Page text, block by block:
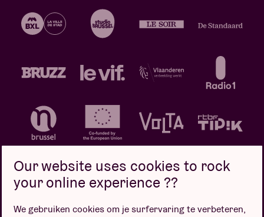
Privacybeleid Cookiebeleid Verkoopsvoorwaarden
Our website uses cookies to rock
your online experience ??
We gebruiken cookies om je surfervaring te verbeteren,